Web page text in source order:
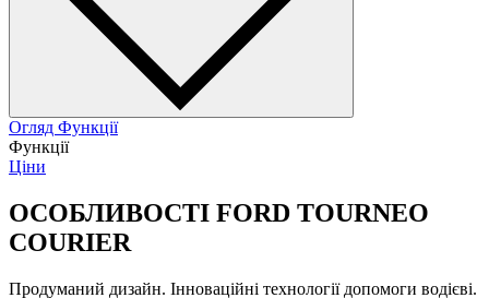
Огляд Функції
Функції
Ціни
ОСОБЛИВОСТІ FORD TOURNEO
COURIER
Продуманий дизайн. Інноваційні технології допомоги водієві.